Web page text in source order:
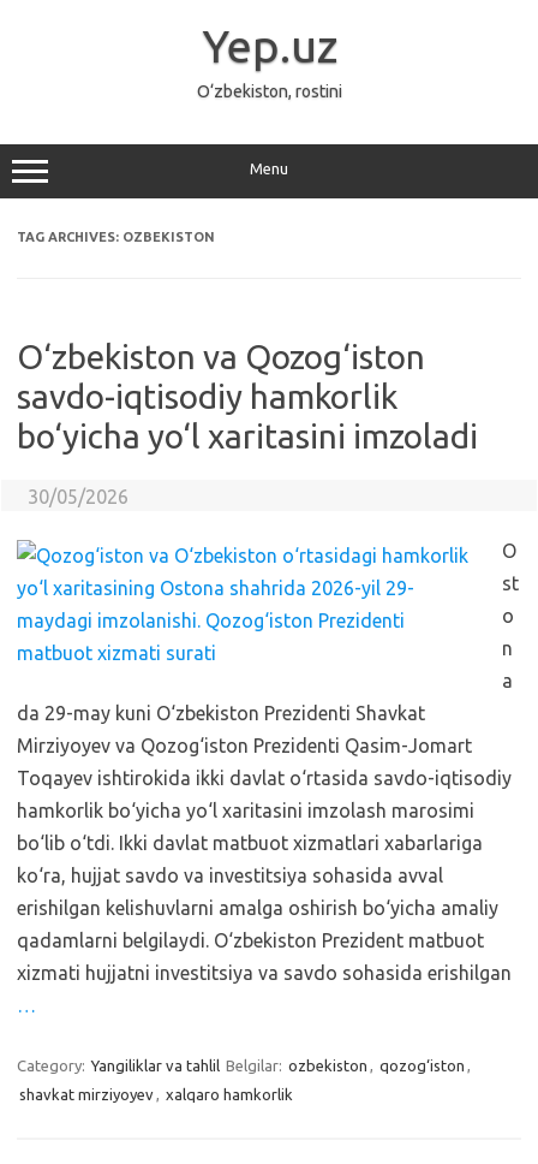
Yep.uz
O‘zbekiston, rostini
Menu
TAG ARCHIVES: OZBEKISTON
O‘zbekiston va Qozog‘iston
savdo-iqtisodiy hamkorlik
bo‘yicha yo‘l xaritasini imzoladi
30/05/2026
O
st
o
n
a
da 29-may kuni O‘zbekiston Prezidenti Shavkat
Mirziyoyev va Qozog‘iston Prezidenti Qasim-Jomart
Toqayev ishtirokida ikki davlat o‘rtasida savdo-iqtisodiy
hamkorlik bo‘yicha yo‘l xaritasini imzolash marosimi
bo‘lib o‘tdi. Ikki davlat matbuot xizmatlari xabarlariga
ko‘ra, hujjat savdo va investitsiya sohasida avval
erishilgan kelishuvlarni amalga oshirish bo‘yicha amaliy
qadamlarni belgilaydi. O‘zbekiston Prezident matbuot
xizmati hujjatni investitsiya va savdo sohasida erishilgan
…
Category: Yangiliklar va tahlil Belgilar: ozbekiston , qozog‘iston ,
shavkat mirziyoyev, xalqaro hamkorlik